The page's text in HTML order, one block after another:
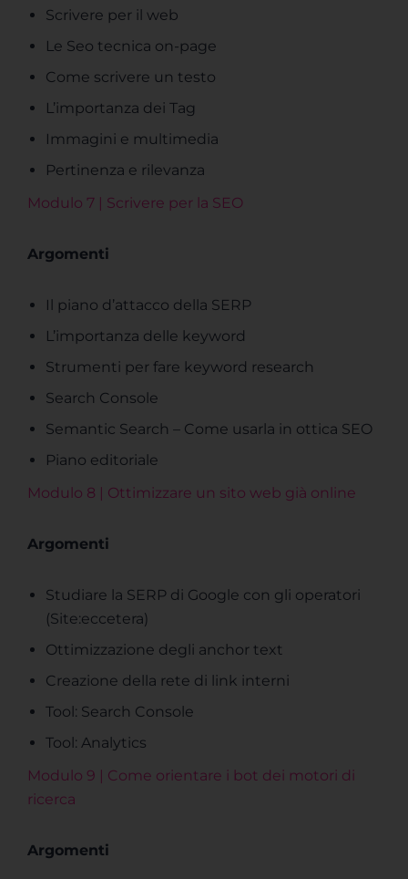
Scrivere per il web
Le Seo tecnica on-page
Come scrivere un testo
L’importanza dei Tag
Immagini e multimedia
Pertinenza e rilevanza
Modulo 7 | Scrivere per la SEO
Argomenti
Il piano d’attacco della SERP
L’importanza delle keyword
Strumenti per fare keyword research
Search Console
Semantic Search – Come usarla in ottica SEO
Piano editoriale
Modulo 8 | Ottimizzare un sito web già online
Argomenti
Studiare la SERP di Google con gli operatori
(Site:eccetera)
Ottimizzazione degli anchor text
Creazione della rete di link interni
Tool: Search Console
Tool: Analytics
Modulo 9 | Come orientare i bot dei motori di
ricerca
Argomenti